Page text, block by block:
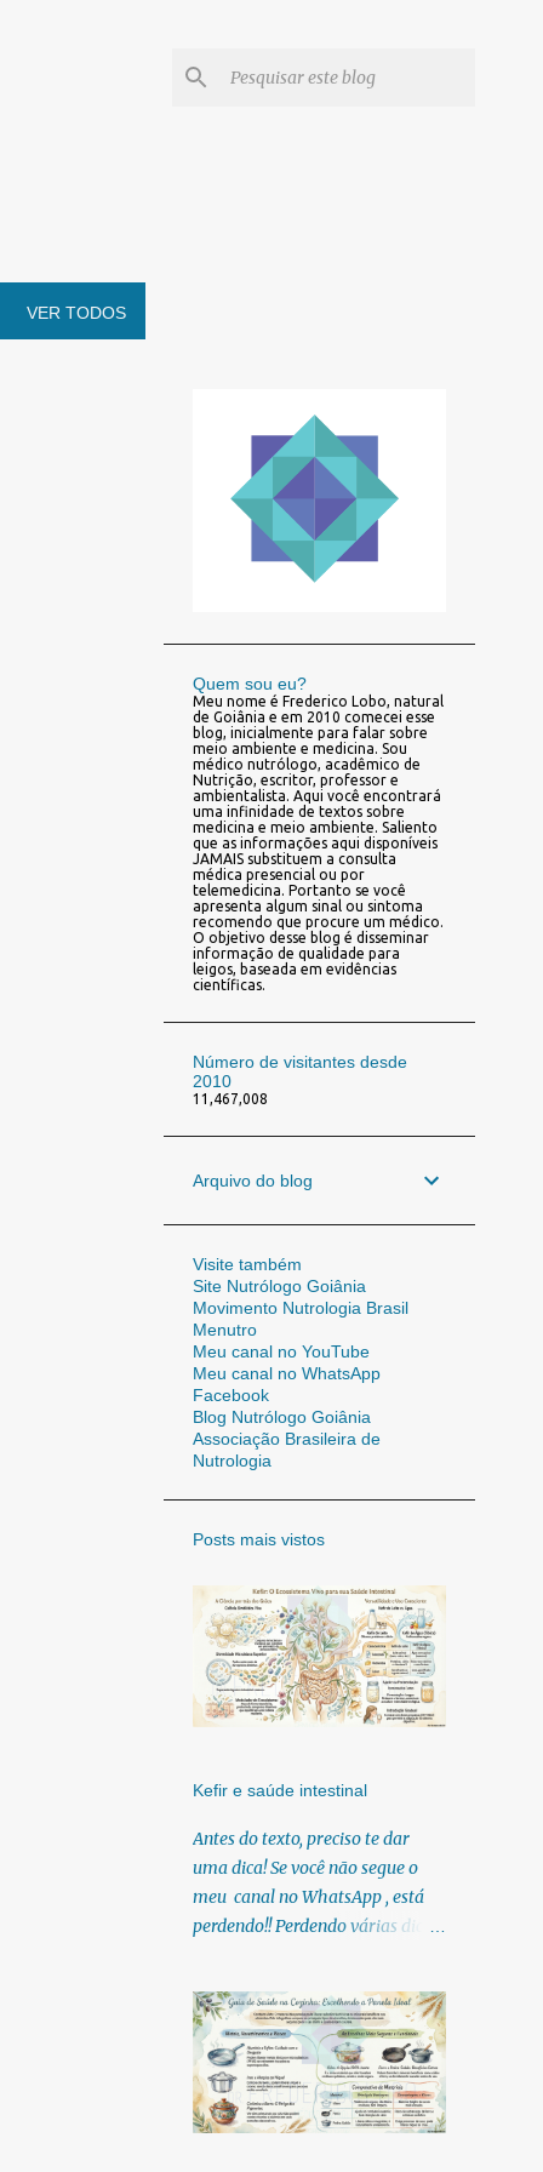
VER TODOS
Quem sou eu?
Meu nome é Frederico Lobo, natural
de Goiânia e em 2010 comecei esse
blog, inicialmente para falar sobre
meio ambiente e medicina. Sou
médico nutrólogo, acadêmico de
Nutrição, escritor, professor e
ambientalista. Aqui você encontrará
uma infinidade de textos sobre
medicina e meio ambiente. Saliento
que as informações aqui disponíveis
JAMAIS substituem a consulta
médica presencial ou por
telemedicina. Portanto se você
apresenta algum sinal ou sintoma
recomendo que procure um médico.
O objetivo desse blog é disseminar
informação de qualidade para
leigos, baseada em evidências
científicas.
Número de visitantes desde
2010
11,467,008
Arquivo do blog
Visite também
Site Nutrólogo Goiânia
Movimento Nutrologia Brasil
Menutro
Meu canal no YouTube
Meu canal no WhatsApp
Facebook
Blog Nutrólogo Goiânia
Associação Brasileira de
Nutrologia
Posts mais vistos
Kefir e saúde intestinal
Antes do texto, preciso te dar
uma dica! Se você não segue o
meu canal no WhatsApp , está
perdendo!! Perdendo várias dicas,
infográficos, o link para
download dos meus e-books.
Para acessar clique no link:
https://whatsapp.com/channel/0
029Vb6U4AqKgsNzkBhubA40